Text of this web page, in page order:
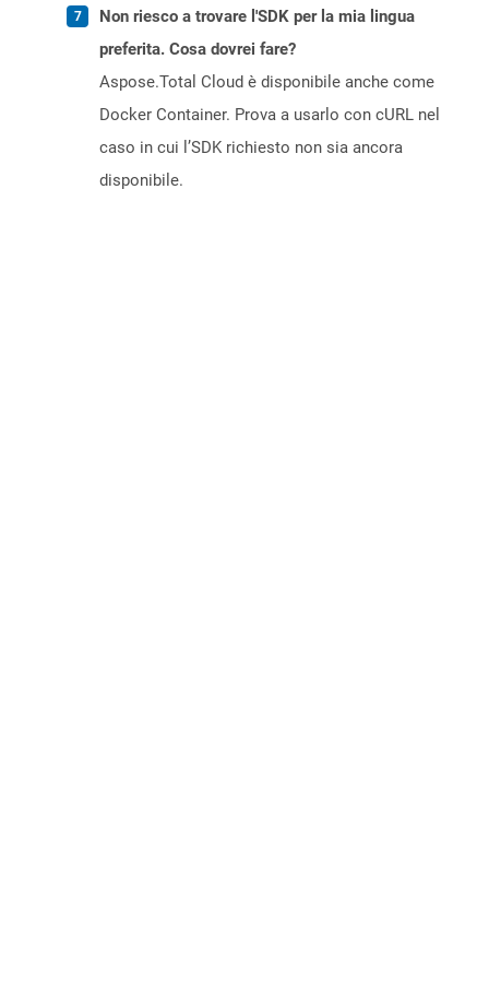
Non riesco a trovare l'SDK per la mia lingua
preferita. Cosa dovrei fare?
Aspose.Total Cloud è disponibile anche come
Docker Container. Prova a usarlo con cURL nel
caso in cui l’SDK richiesto non sia ancora
disponibile.